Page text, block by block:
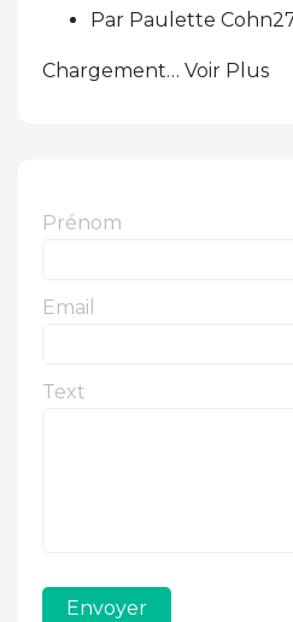
Par Paulette
Chargement… Voir Plus
Prénom
Email
Text
Envoyer